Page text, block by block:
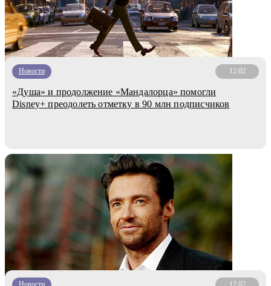
Новости 12.02
«Душа» и продолжение «Мандалорца» помогли
Disney+ преодолеть отметку в 90 млн подписчиков